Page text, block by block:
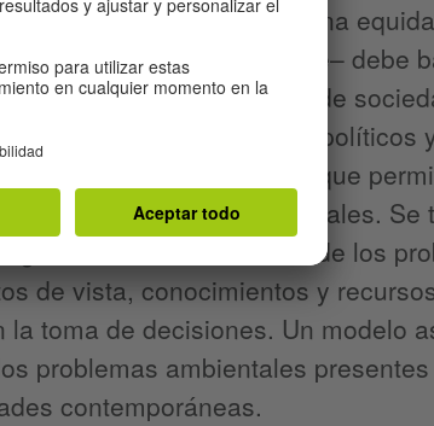
–que impulse una
con el medio ambiente– debe
y proactiva. En ese tipo de
los representantes políticos
un conjunto de ideas que
problemas socioambientales. Se
de la resolución de los
de vista, conocimientos y
toma de decisiones. Un modelo
problemas ambientales
contemporáneas.